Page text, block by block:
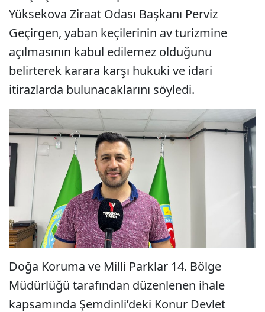
Yüksekova Ziraat Odası Başkanı Perviz
Geçirgen, yaban keçilerinin av turizmine
açılmasının kabul edilemez olduğunu
belirterek karara karşı hukuki ve idari
itirazlarda bulunacaklarını söyledi.
Doğa Koruma ve Milli Parklar 14. Bölge
Müdürlüğü tarafından düzenlenen ihale
kapsamında Şemdinli’deki Konur Devlet